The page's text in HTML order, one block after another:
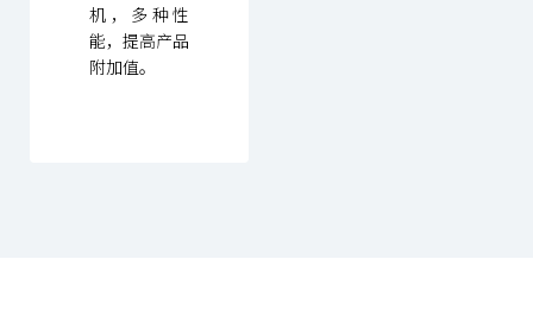
机，多种性
能，提高产品
附加值。